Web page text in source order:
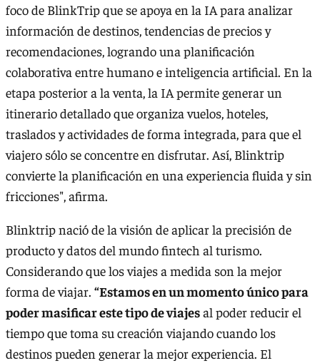
foco de BlinkTrip que se apoya en la IA para analizar
información de destinos, tendencias de precios y
recomendaciones, logrando una planificación
colaborativa entre humano e inteligencia artificial. En la
etapa posterior a la venta, la IA permite generar un
itinerario detallado que organiza vuelos, hoteles,
traslados y actividades de forma integrada, para que el
viajero sólo se concentre en disfrutar. Así, Blinktrip
convierte la planificación en una experiencia fluida y sin
fricciones", afirma.
Blinktrip nació de la visión de aplicar la precisión de
producto y datos del mundo fintech al turismo.
Considerando que los viajes a medida son la mejor
forma de viajar. “Estamos en un momento único para
poder masificar este tipo de viajesal poder reducir el
tiempo que toma su creación viajando cuando los
destinos pueden generar la mejor experiencia. El